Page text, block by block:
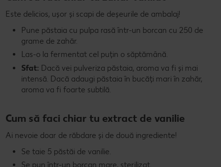
Este delicios, ușor și scapi de deșeurile de ambalaj!
Pune păstaia cu pulpa rasă într-un borcan cu 250 de
grame de zahăr.
Las-o la fermentat cel puțin o săptămână.
Sfat: Dacă vei pulveriza păstaia, aroma va fi și mai
intensă. Dacă adaugi păstaia în bucăți mari în zahăr,
aroma va fi foarte subtilă.
Cum să faci chiar tu extract de vanilie
Ai nevoie doar de răbdare și de două ingrediente!
Se taie 5 păstăi de vanilie.
Se pun într-un borcan mare, sterilizat.